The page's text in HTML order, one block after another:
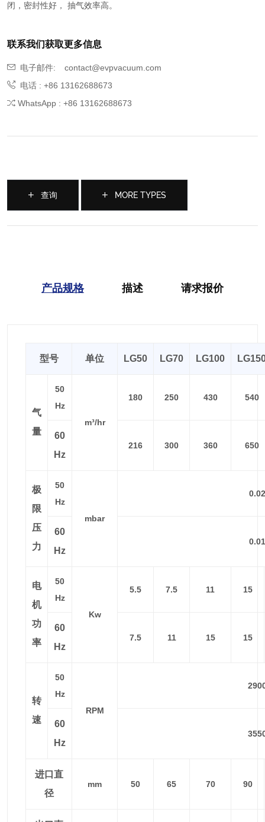
闭，密封性好， 抽气效率高。
联系我们获取更多信息
电子邮件:
contact@evpvacuum.com
电话 : +86 13162688673
WhatsApp : +86 13162688673
查询 MORE TYPES
产品规格 描述 请求报价
型号 单位 LG50 LG70 LG100
气
量
50
Hz
m³/hr
180 250 430 540
60
Hz
216 300 360 650
极
限
压
力
50
Hz
mbar
0.02
60
Hz
0.01
电
机
功
率
50
Hz
Kw
5.5 7.5 11 15
60
Hz
7.5 11 15 15
转
速
50
Hz
RPM
60
Hz
进口直
径
mm 50 65 70 90